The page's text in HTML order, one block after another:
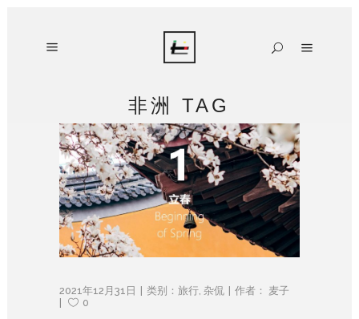
非洲 TAG
2021年12月31日 类别： 旅行 杂侃 作者： 麦子
0